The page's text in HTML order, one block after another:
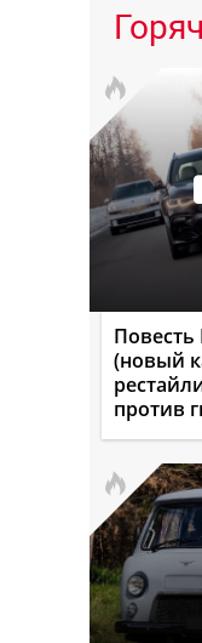
Повесть
(новый
против